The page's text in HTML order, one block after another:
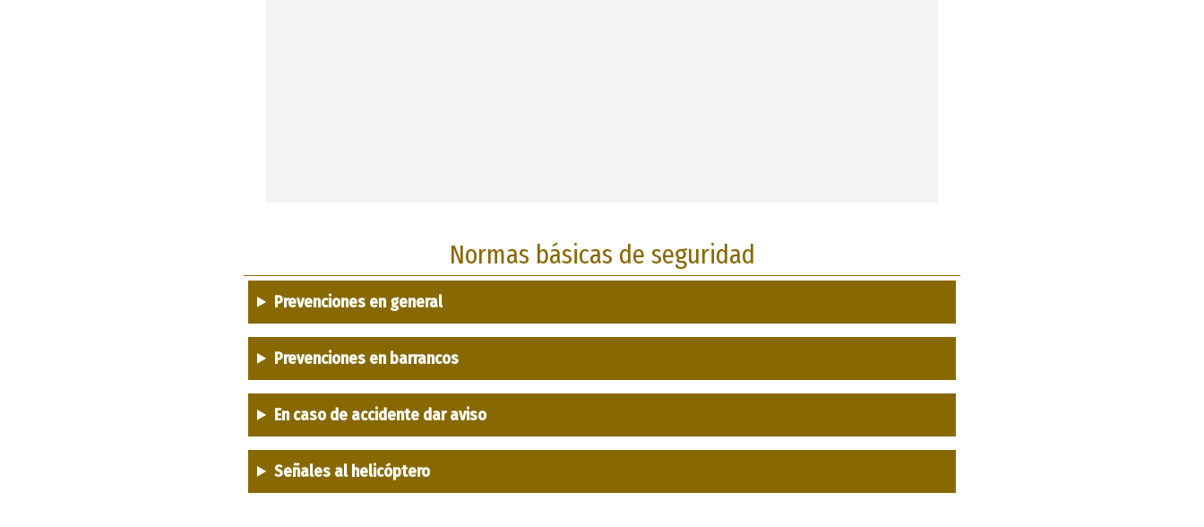
Normas básicas de seguridad
Prevenciones en general
Prevenciones en barrancos
En caso de accidente dar aviso
Señales al helicóptero